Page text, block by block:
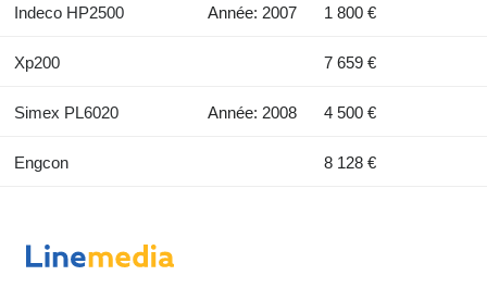
Indeco HP2500 Année: 2007 1 800 €
Xp200 7 659 €
Simex PL6020 Année: 2008 4 500 €
Engcon 8 128 €